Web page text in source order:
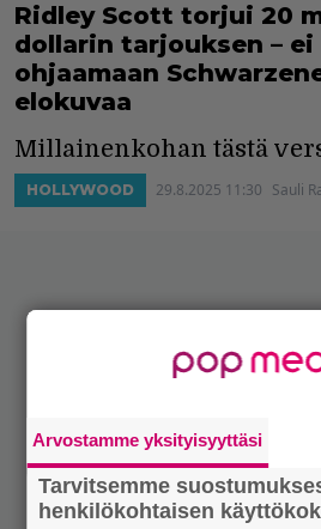
Ridley Scott torjui 20
dollarin tarjouksen –
ohjaamaan
elokuvaa
Millainenkohan tästä
HOLLYWOOD 29.8.2025 11:30 Sauli
Arvostamme yksityisyyttäsi
Tarvitsemme
henkilökohtaisen